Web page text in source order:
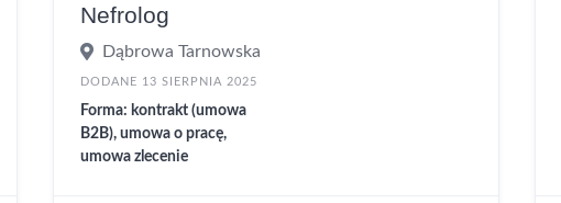
Nefrolog
Dąbrowa Tarnowska
DODANE 13 SIERPNIA 2025
Forma: kontrakt (umowa
B2B), umowa o pracę,
umowa zlecenie